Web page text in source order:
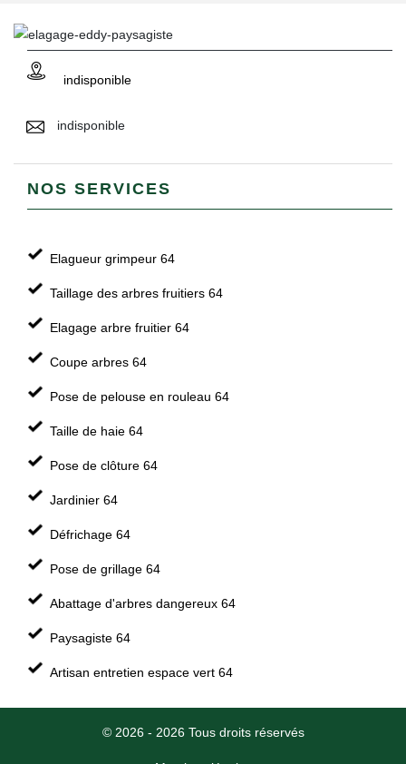
indisponible
indisponible
NOS SERVICES
Elagueur grimpeur 64
Taillage des arbres fruitiers 64
Elagage arbre fruitier 64
Coupe arbres 64
Pose de pelouse en rouleau 64
Taille de haie 64
Pose de clôture 64
Jardinier 64
Défrichage 64
Pose de grillage 64
Abattage d'arbres dangereux 64
Paysagiste 64
Artisan entretien espace vert 64
© 2026 - 2026 Tous droits réservés